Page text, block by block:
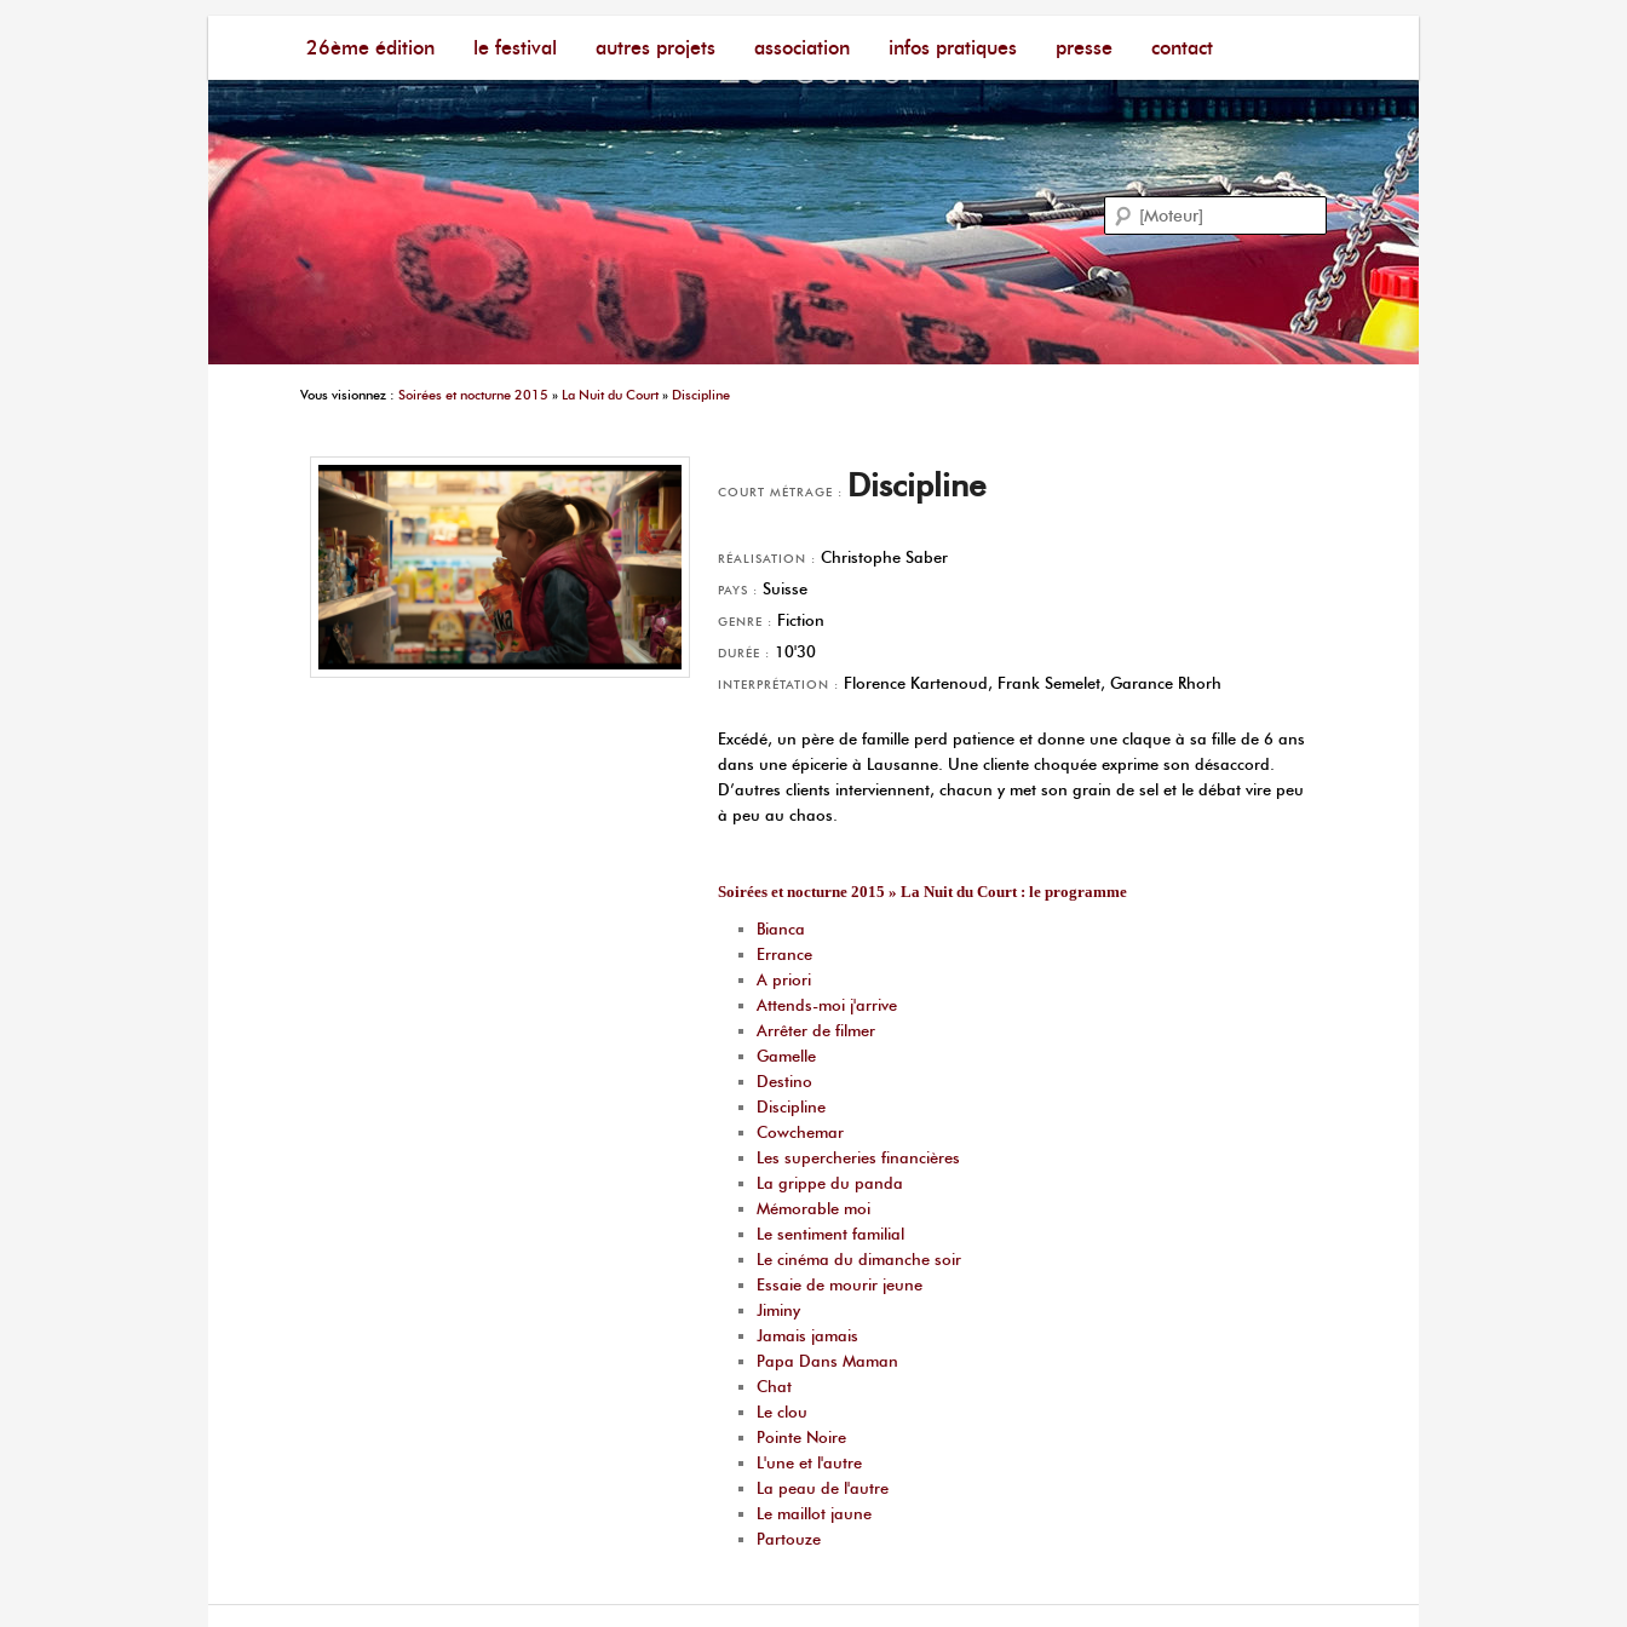
aller au contenu principal
aller au contenu secondaire
26ème édition le festival autres projets association infos pratiques presse contact
Recherche
Vous visionnez : Soirées et nocturne 2015 » La Nuit du Court» Discipline
COURT MÉTRAGE : Discipline
RÉALISATION : Christophe Saber
PAYS : Suisse
GENRE : Fiction
DURÉE : 10'30
INTERPRÉTATION : Florence Kartenoud, Frank Semelet, Garance Rhorh
Excédé, un père de famille perd patience et donne une claque à sa fille de 6 ans
dans une épicerie à Lausanne. Une cliente choquée exprime son désaccord.
D’autres clients interviennent, chacun y met son grain de sel et le débat vire peu
à peu au chaos.
Soirées et nocturne 2015 » La Nuit du Court : le programme
Bianca
Errance
A priori
Attends-moi j'arrive
Arrêter de filmer
Gamelle
Destino
Discipline
Cowchemar
Les supercheries financières
La grippe du panda
Mémorable moi
Le sentiment familial
Le cinéma du dimanche soir
Essaie de mourir jeune
Jiminy
Jamais jamais
Papa Dans Maman
Chat
Le clou
Pointe Noire
L'une et l'autre
La peau de l'autre
Le maillot jaune
Partouze